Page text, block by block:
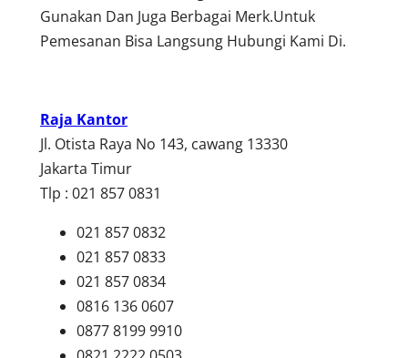
Gunakan Dan Juga Berbagai Merk.Untuk
Pemesanan Bisa Langsung Hubungi Kami Di.
Raja Kantor
Jl. Otista Raya No 143, cawang 13330
Jakarta Timur
Tlp : 021 857 0831
021 857 0832
021 857 0833
021 857 0834
0816 136 0607
0877 8199 9910